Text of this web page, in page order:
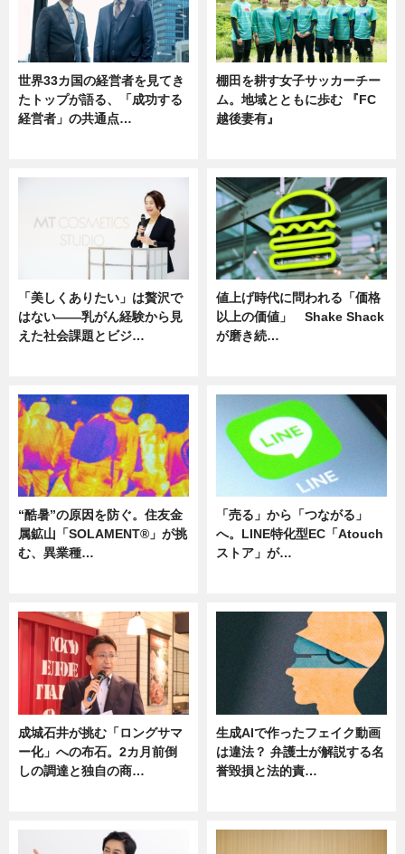
世界33カ国の経営者を見てき
たトップが語る、「成功する
経営者」の共通点…
棚田を耕す女子サッカーチー
ム。地域とともに歩む 『FC
越後妻有』
「美しくありたい」は贅沢で
はない――乳がん経験から見
えた社会課題とビジ…
値上げ時代に問われる「価格
以上の価値」 Shake Shack
が磨き続…
“酷暑”の原因を防ぐ。住友金
属鉱山「SOLAMENT®」が挑
む、異業種…
「売る」から「つながる」
へ。LINE特化型EC「Atouch
ストア」が…
成城石井が挑む「ロングサマ
ー化」への布石。2カ月前倒
しの調達と独自の商…
生成AIで作ったフェイク動画
は違法？ 弁護士が解説する名
誉毀損と法的責…